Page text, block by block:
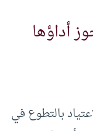
أداؤها
بالتطوع في